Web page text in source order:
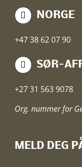
NORGE
+47 38 62 07 90
SØR-
+27 31 563 9078
Org. nummer for
MELD DEG